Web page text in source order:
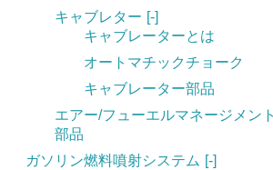
キャブレター [-]
キャブレーターとは
オートマチックチョーク
キャブレーター部品
エアー/フューエルマネージメント
部品
ガソリン燃料噴射システム [-]